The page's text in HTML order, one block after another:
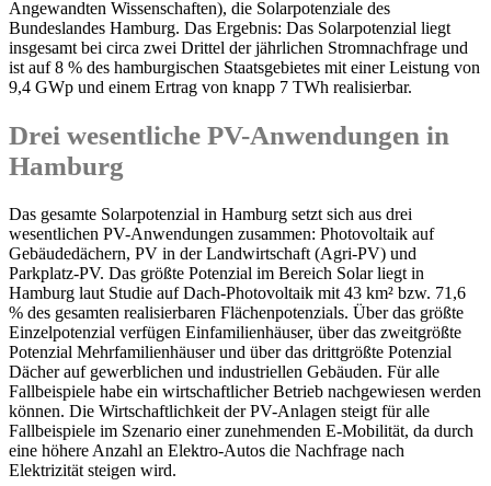
Angewandten Wissenschaften), die Solarpotenziale des
Bundeslandes Hamburg. Das Ergebnis: Das Solarpotenzial liegt
insgesamt bei circa zwei Drittel der jährlichen Stromnachfrage und
ist auf 8 % des hamburgischen Staatsgebietes mit einer Leistung von
9,4 GWp und einem Ertrag von knapp 7 TWh realisierbar.
Drei wesentliche PV-Anwendungen in
Hamburg
Das gesamte Solarpotenzial in Hamburg setzt sich aus drei
wesentlichen PV-Anwendungen zusammen: Photovoltaik auf
Gebäudedächern, PV in der Landwirtschaft (Agri-PV) und
Parkplatz-PV. Das größte Potenzial im Bereich Solar liegt in
Hamburg laut Studie auf Dach-Photovoltaik mit 43 km² bzw. 71,6
% des gesamten realisierbaren Flächenpotenzials. Über das größte
Einzelpotenzial verfügen Einfamilienhäuser, über das zweitgrößte
Potenzial Mehrfamilienhäuser und über das drittgrößte Potenzial
Dächer auf gewerblichen und industriellen Gebäuden. Für alle
Fallbeispiele habe ein wirtschaftlicher Betrieb nachgewiesen werden
können. Die Wirtschaftlichkeit der PV-Anlagen steigt für alle
Fallbeispiele im Szenario einer zunehmenden E-Mobilität, da durch
eine höhere Anzahl an Elektro-Autos die Nachfrage nach
Elektrizität steigen wird.